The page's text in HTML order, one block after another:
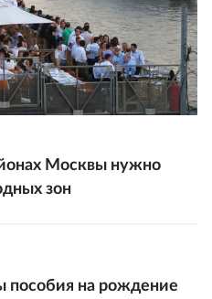
Москвы нужно
зон
пособия на рождение